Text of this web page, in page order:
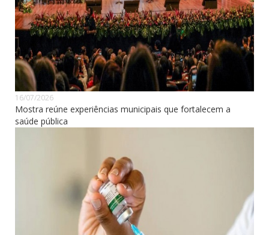
16/07/2026
Mostra reúne experiências municipais que fortalecem a
saúde pública